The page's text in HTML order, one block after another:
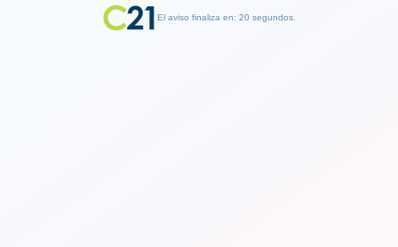
El aviso finaliza en: 19 segundos.